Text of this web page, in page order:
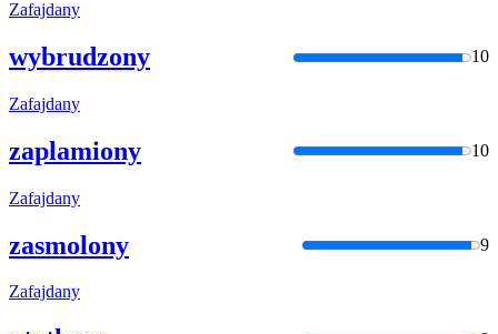
Zafajdany
wybrudzony 10
Zafajdany
zaplamiony 10
Zafajdany
zasmolony 9
Zafajdany